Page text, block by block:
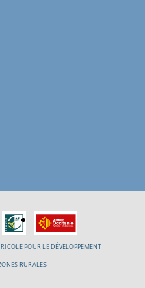
POUR LE DÉVELOPPEMENT
RURALES